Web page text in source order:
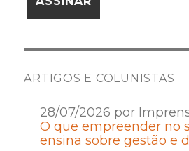
ARTIGOS E COLUNISTAS
28/07/2026 por
O que empreender no
ensina sobre gestão e